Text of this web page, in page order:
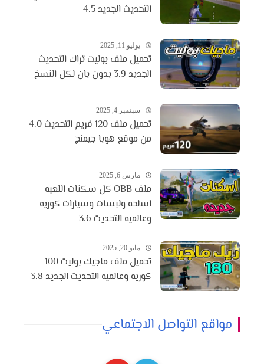
التحديث الجديد 4.5
يوليو 11, 2025
تحميل ملف بوليت تراك التحديث
الجديد 3.9 بدون بان لكل النسخ
سبتمبر 4, 2025
تحميل ملف 120 فريم التحديث 4.0
من موقع هوبا جيمنج
مارس 6, 2025
ملف OBB كل سكنات اللعبه
اسلحه ولبسات وسيارات كوريه
وعالميه التحديث 3.6
مايو 20, 2025
تحميل ملف ماجيك بوليت 100
كوريه وعالميه التحديث الجديد 3.8
مواقع التواصل الاجتماعي